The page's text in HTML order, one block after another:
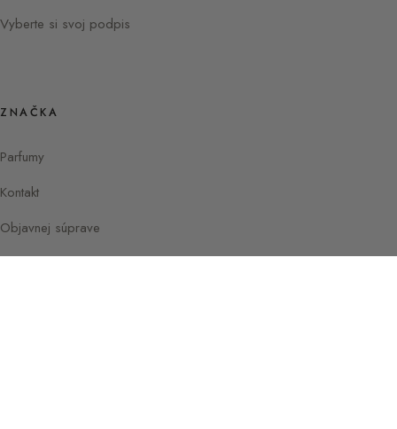
Vyberte si svoj podpis
ZNAČKA
Parfumy
Kontakt
Objavnej súprave